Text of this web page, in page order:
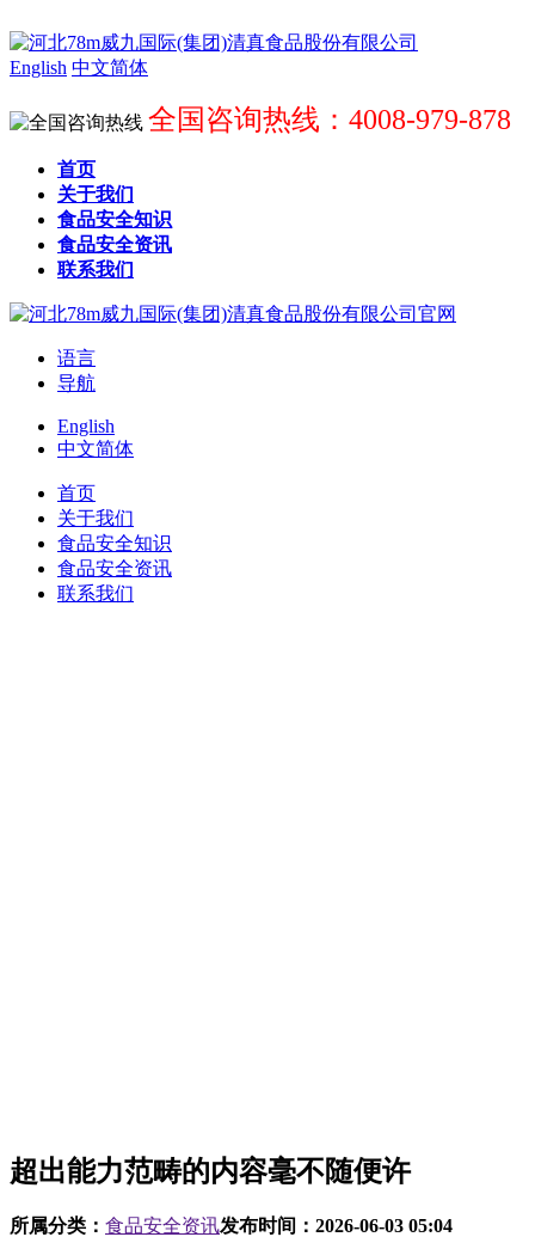
English 中文简体
全国咨询热线：4008-979-878
首页
关于我们
食品安全知识
食品安全资讯
联系我们
语言
导航
English
中文简体
首页
关于我们
食品安全知识
食品安全资讯
联系我们
超出能力范畴的内容毫不随便许
所属分类： 食品安全资讯发布时间： 2026-06-03 05:04